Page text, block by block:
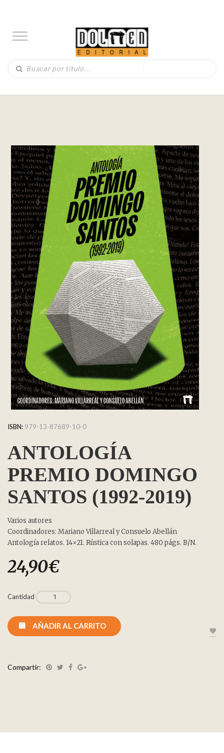
ISBN: 979-13-87689-10-0
ANTOLOGÍA
PREMIO DOMINGO
SANTOS (1992-2019)
Varios autores
Coordinadores: Mariano Villarreal y Consuelo Abellán
Antología relatos. 14×21. Rústica con solapas. 480 págs. B/N.
24,90€
Cantidad
AÑADIR AL CARRITO
Compartir: